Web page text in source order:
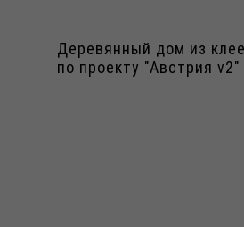
Деревянный дом из
по проекту "Австрия v2"